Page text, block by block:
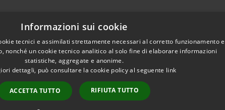
Informazioni sui cookie
tecnici e assimilati strettamente necessari al corretto funzionamento e
nonché un cookie tecnico analitico al solo fine di elaborare informazioni
statistiche, aggregate e anonime.
dettagli, può consultare la cookie policy al seguente link
ACCETTA TUTTO RIFIUTA TUTTO